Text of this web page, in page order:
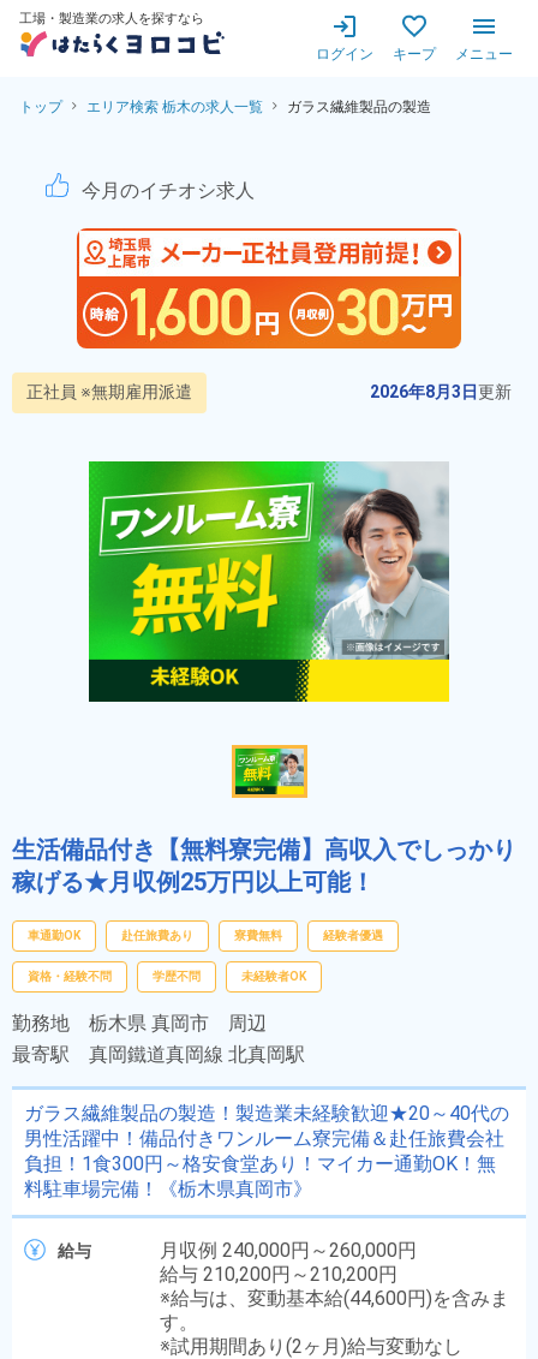
工場・製造業の求人を探すなら
ログイン キープ メニュー
トップ エリア検索 栃木の求人一覧 ガラス繊維製品の製造
ガラス繊維製品の製造！製
今月のイチオシ求人
正社員 ※無期雇用派遣 2026年8月3日更新
生活備品付き【無料寮完備】高収入でしっかり
稼げる★月収例25万円以上可能！
車通勤OK 赴任旅費あり 寮費無料 経験者優遇
資格・経験不問 学歴不問 未経験者OK
勤務地 栃木県 真岡市 周辺
最寄駅 真岡鐵道真岡線 北真岡駅
ガラス繊維製品の製造！製造業未経験歓迎★20～40代の
男性活躍中！備品付きワンルーム寮完備＆赴任旅費会社
負担！1食300円～格安食堂あり！マイカー通勤OK！無
料駐車場完備！《栃木県真岡市》
給与
月収例 240,000円～260,000円
給与 210,200円～210,200円
※給与は、変動基本給(44,600円)を含みま
す。
※試用期間あり(2ヶ月)給与変動なし